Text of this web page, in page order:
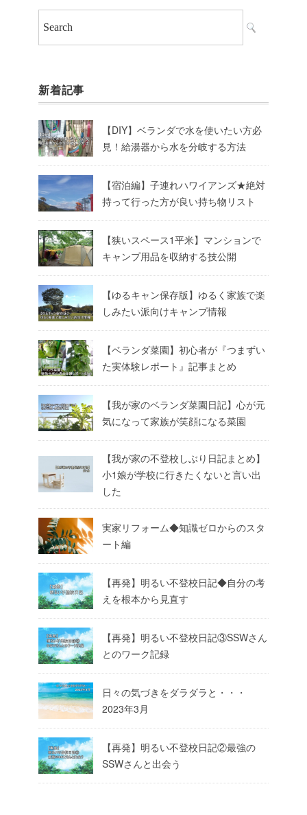
新着記事
【DIY】ベランダで水を使いたい方必
見！給湯器から水を分岐する方法
【宿泊編】子連れハワイアンズ★絶対
持って行った方が良い持ち物リスト
【狭いスペース1平米】マンションで
キャンプ用品を収納する技公開
【ゆるキャン保存版】ゆるく家族で楽
しみたい派向けキャンプ情報
【ベランダ菜園】初心者が『つまずい
た実体験レポート』記事まとめ
【我が家のベランダ菜園日記】心が元
気になって家族が笑顔になる菜園
【我が家の不登校しぶり日記まとめ】
小1娘が学校に行きたくないと言い出
した
実家リフォーム◆知識ゼロからのスタ
ート編
【再発】明るい不登校日記◆自分の考
えを根本から見直す
【再発】明るい不登校日記③SSWさん
とのワーク記録
日々の気づきをダラダラと・・・
2023年3月
【再発】明るい不登校日記②最強の
SSWさんと出会う